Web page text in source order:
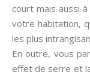
court mais aussi
votre habitation,
les plus
En outre, vous
effet de serre et